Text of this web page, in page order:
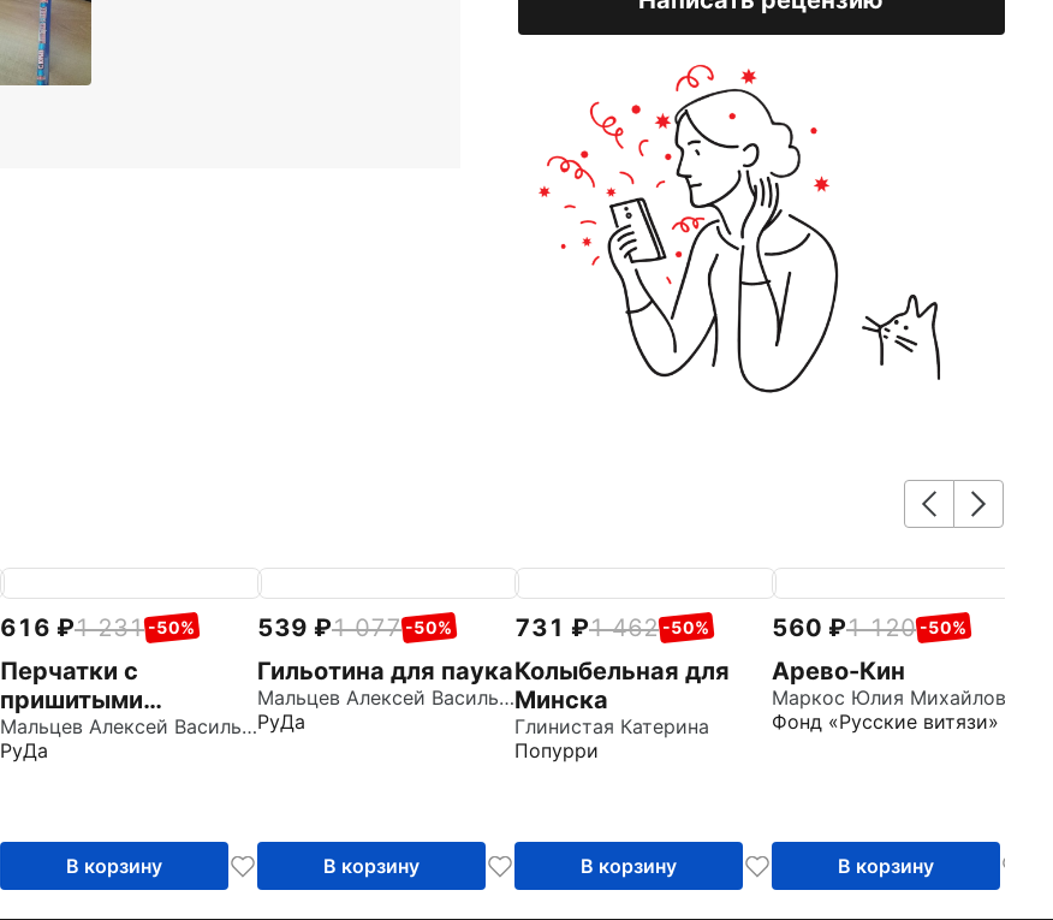
616 1 231 -50%
Перчатки с
пришитыми
пальцами
Мальцев Алексей Васильевич
РуДа
В корзину
539 1 077 -50%
Гильотина для паука
Мальцев Алексей Васильевич
РуДа
В корзину
731 1 462 -50%
Колыбельная для
Минска
Глинистая Катерина
Попурри
В корзину
560 1 120 -50%
Арево-Кин
Маркос Юлия Михайловна
Фонд «Русские витязи»
В корзину